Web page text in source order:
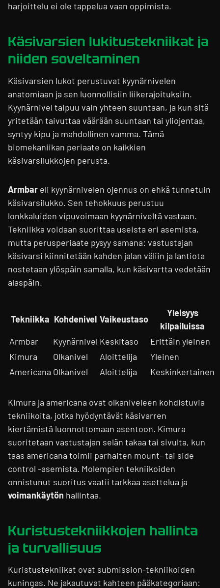
harjoittelu ei ole tappelua vaan oppimista.
Käsivarsien lukitustekniikat ja
niiden soveltaminen
Käsivarsien lukot perustuvat kyynärnivelen
anatomiaan ja sen luonnollisiin liikerajoituksiin.
Kyynärnivel taipuu vain yhteen suuntaan, ja kun sitä
yritetään taivuttaa väärään suuntaan tai yliojentaa,
syntyy kipu ja mahdollinen vamma. Tämä
biomekaniikan periaate on kaikkien
käsivarsilukkojen perusta.
Armbar eli kyynärnivelen ojennus on ehkä tunnetuin
käsivarsilukko. Sen tehokkuus perustuu
lonkkaluiden vipuvoimaan kyynärniveltä vastaan.
Tekniikka voidaan suorittaa useista eri asemista,
mutta perusperiaate pysyy samana: vastustajan
käsivarsi kiinnitetään kahden jalan väliin ja lantiota
nostetaan ylöspäin samalla, kun käsivartta vedetään
alaspäin.
Tekniikka Kohdenivel Vaikeustaso
Yleisyys
kilpailuissa
Armbar
Kyynärnivel Keskitaso
Erittäin yleinen
Kimura
Olkanivel Aloittelija
Yleinen
Americana Olkanivel Aloittelija Keskinkertainen
Kimura ja americana ovat olkaniveleen kohdistuvia
tekniikoita, jotka hyödyntävät käsivarren
kiertämistä luonnottomaan asentoon. Kimura
suoritetaan vastustajan selän takaa tai sivulta, kun
taas americana toimii parhaiten mount- tai side
control -asemista. Molempien tekniikoiden
onnistunut suoritus vaatii tarkkaa asettelua ja
voimankäytön hallintaa.
Kuristustekniikkojen hallinta
ja turvallisuus
Kuristustekniikat ovat submission-tekniikoiden
kuningas. Ne jakautuvat kahteen pääkategoriaan: